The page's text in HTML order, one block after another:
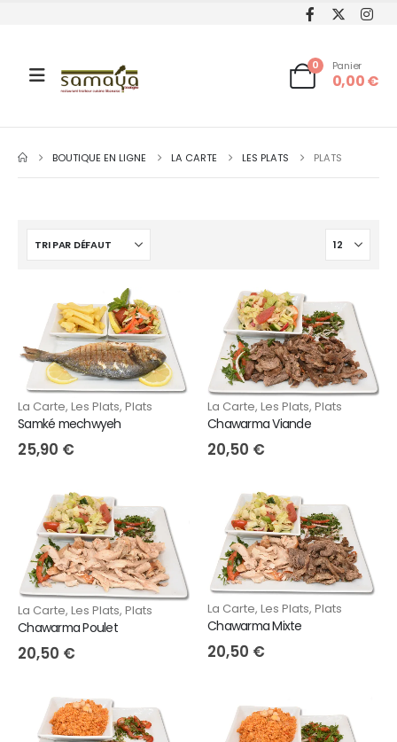
0 Panier
0,00€
BOUTIQUE EN LIGNE LA CARTE LES PLATS PLATS
La Carte, Les Plats, Plats
Samké mechwyeh
25,90 €
La Carte, Les Plats, Plats
Chawarma Viande
20,50 €
La Carte, Les Plats, Plats
Chawarma Poulet
20,50 €
La Carte, Les Plats, Plats
Chawarma Mixte
20,50 €